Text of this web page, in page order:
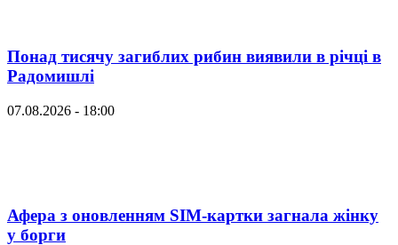
Понад тисячу загиблих рибин виявили в річці в
Радомишлі
07.08.2026 - 18:00
Афера з оновленням SIM-картки загнала жінку
у борги